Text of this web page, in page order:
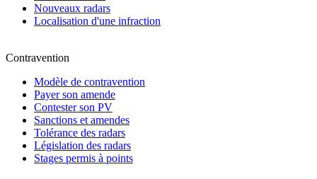
Nouveaux radars
Localisation d'une infraction
Contravention
Modèle de contravention
Payer son amende
Contester son PV
Sanctions et amendes
Tolérance des radars
Législation des radars
Stages permis à points